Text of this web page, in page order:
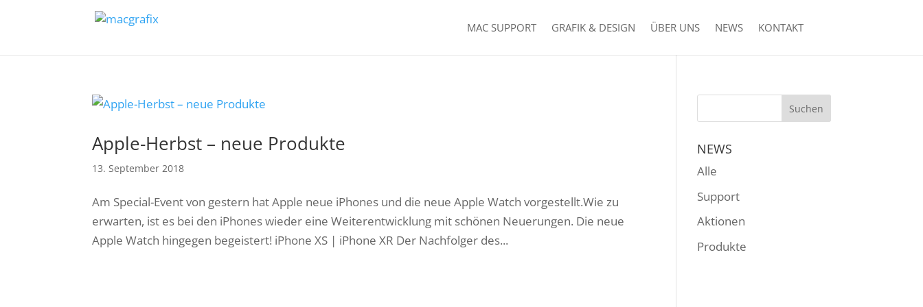
MAC SUPPORT GRAFIK & DESIGN ÜBER UNS NEWS KONTAKT
Apple-Herbst – neue Produkte
13. September 2018
Am Special-Event von gestern hat Apple neue iPhones und die neue Apple Watch vorgestellt.Wie zu
erwarten, ist es bei den iPhones wieder eine Weiterentwicklung mit schönen Neuerungen. Die neue
Apple Watch hingegen begeistert! iPhone XS | iPhone XR Der Nachfolger des...
NEWS
Alle
Support
Aktionen
Produkte